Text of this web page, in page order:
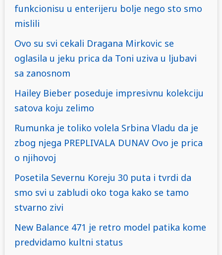
funkcionisu u enterijeru bolje nego sto smo
mislili
Ovo su svi cekali Dragana Mirkovic se
oglasila u jeku prica da Toni uziva u ljubavi
sa zanosnom
Hailey Bieber poseduje impresivnu kolekciju
satova koju zelimo
Rumunka je toliko volela Srbina Vladu da je
zbog njega PREPLIVALA DUNAV Ovo je prica
o njihovoj
Posetila Severnu Koreju 30 puta i tvrdi da
smo svi u zabludi oko toga kako se tamo
stvarno zivi
New Balance 471 je retro model patika kome
predvidamo kultni status